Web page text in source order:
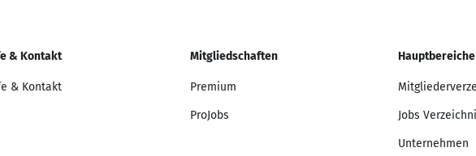
& Kontakt
& Kontakt
Mitgliedschaften
Premium
ProJobs
Hauptbereiche
Jobs
Unternehmen